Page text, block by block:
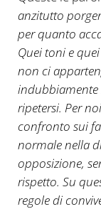
anzitutto
per quanto
Quei toni e
non ci
ripetersi. Per
confronto sui
normale nella
opposizione,
rispetto. Su
regole di